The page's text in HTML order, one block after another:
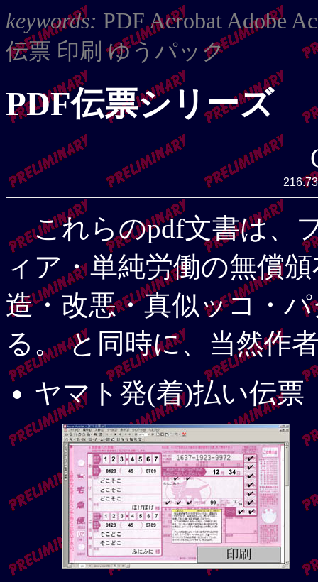
keywords: PDF Acrobat Adobe
伝票 印刷 ゆうパック
PDF伝票シリーズ
これらのpdf文書は、
ィア・単純労働の無償
造・改悪・真似ッコ・
る。 と同時に、当然作
ヤマト発(着)払い伝票